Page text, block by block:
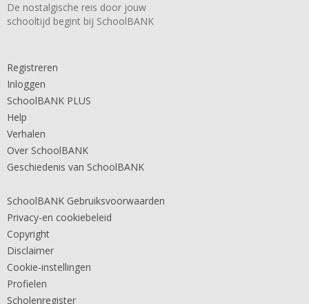
De nostalgische reis door jouw
schooltijd begint bij SchoolBANK
Registreren
Inloggen
SchoolBANK PLUS
Help
Verhalen
Over SchoolBANK
Geschiedenis van SchoolBANK
SchoolBANK Gebruiksvoorwaarden
Privacy-en cookiebeleid
Copyright
Disclaimer
Cookie-instellingen
Profielen
Scholenregister